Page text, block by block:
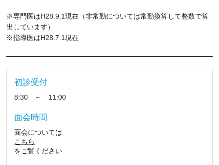
※専門医はH28.9.1現在（非常勤については常勤換算して整数で算
出しています）
※指導医はH28.7.1現在
初診受付
8:30 ～ 11:00
面会時間
面会については
こちら
をご覧ください